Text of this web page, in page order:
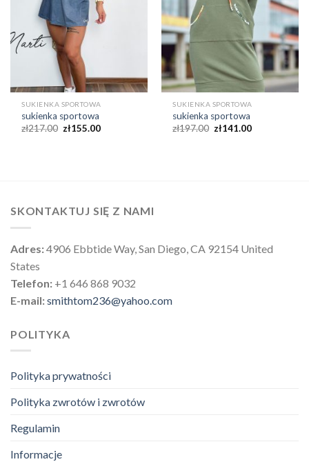
SUKIENKA SPORTOWA
sukienka sportowa
zł217.00 zł155.00
SUKIENKA SPORTOWA
sukienka sportowa
zł197.00 zł141.00
SKONTAKTUJ SIĘ Z NAMI
Adres:4906 Ebbtide Way, San Diego, CA 92154 United
States
Telefon: +1 646 868 9032
E-mail:smithtom236@yahoo.com
POLITYKA
Polityka prywatności
Polityka zwrotów i zwrotów
Regulamin
Informacje